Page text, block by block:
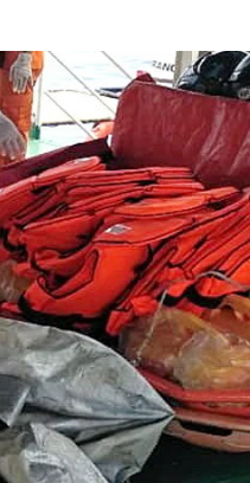
con 189 personas a bordo |